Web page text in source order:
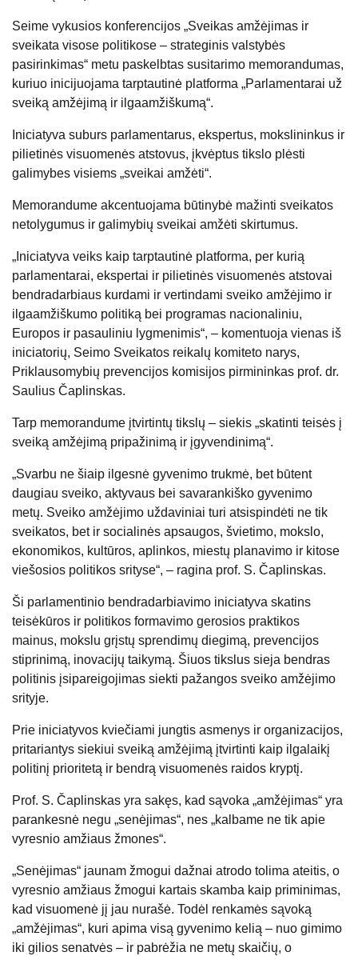
Seime vykusios konferencijos „Sveikas amžėjimas ir
sveikata visose politikose – strateginis valstybės
pasirinkimas“ metu paskelbtas susitarimo memorandumas,
kuriuo inicijuojama tarptautinė platforma „Parlamentarai už
sveiką amžėjimą ir ilgaamžiškumą“.
Iniciatyva suburs parlamentarus, ekspertus, mokslininkus ir
pilietinės visuomenės atstovus, įkvėptus tikslo plėsti
galimybes visiems „sveikai amžėti“.
Memorandume akcentuojama būtinybė mažinti sveikatos
netolygumus ir galimybių sveikai amžėti skirtumus.
„Iniciatyva veiks kaip tarptautinė platforma, per kurią
parlamentarai, ekspertai ir pilietinės visuomenės atstovai
bendradarbiaus kurdami ir vertindami sveiko amžėjimo ir
ilgaamžiškumo politiką bei programas nacionaliniu,
Europos ir pasauliniu lygmenimis“, – komentuoja vienas iš
iniciatorių, Seimo Sveikatos reikalų komiteto narys,
Priklausomybių prevencijos komisijos pirmininkas prof. dr.
Saulius Čaplinskas.
Tarp memorandume įtvirtintų tikslų – siekis „skatinti teisės į
sveiką amžėjimą pripažinimą ir įgyvendinimą“.
„Svarbu ne šiaip ilgesnė gyvenimo trukmė, bet būtent
daugiau sveiko, aktyvaus bei savarankiško gyvenimo
metų. Sveiko amžėjimo uždaviniai turi atsispindėti ne tik
sveikatos, bet ir socialinės apsaugos, švietimo, mokslo,
ekonomikos, kultūros, aplinkos, miestų planavimo ir kitose
viešosios politikos srityse“, – ragina prof. S. Čaplinskas.
Ši parlamentinio bendradarbiavimo iniciatyva skatins
teisėkūros ir politikos formavimo gerosios praktikos
mainus, mokslu grįstų sprendimų diegimą, prevencijos
stiprinimą, inovacijų taikymą. Šiuos tikslus sieja bendras
politinis įsipareigojimas siekti pažangos sveiko amžėjimo
srityje.
Prie iniciatyvos kviečiami jungtis asmenys ir organizacijos,
pritariantys siekiui sveiką amžėjimą įtvirtinti kaip ilgalaikį
politinį prioritetą ir bendrą visuomenės raidos kryptį.
Prof. S. Čaplinskas yra sakęs, kad sąvoka „amžėjimas“ yra
parankesnė negu „senėjimas“, nes „kalbame ne tik apie
vyresnio amžiaus žmones“.
„Senėjimas“ jaunam žmogui dažnai atrodo tolima ateitis, o
vyresnio amžiaus žmogui kartais skamba kaip priminimas,
kad visuomenė jį jau nurašė. Todėl renkamės sąvoką
„amžėjimas“, kuri apima visą gyvenimo kelią – nuo gimimo
iki gilios senatvės – ir pabrėžia ne metų skaičių, o